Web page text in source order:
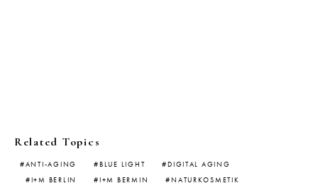
Related Topics
ANTI-AGING BLUE LIGHT
DIGITAL AGING
I+M BERLIN
I+M BERMIN NATURKOSMETIK